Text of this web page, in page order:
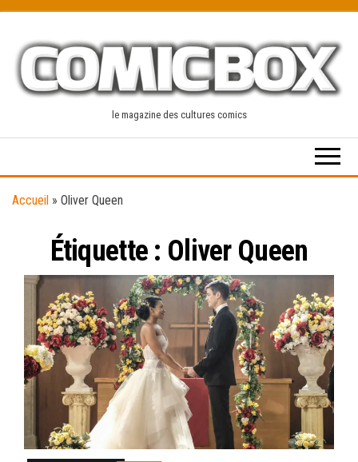
content
le magazine des cultures comics
Accueil » Oliver Queen
Étiquette : Oliver Queen